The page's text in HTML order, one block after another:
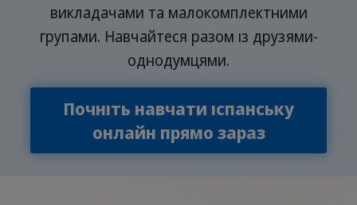
викладачами та малокомплектними
групами. Навчайтеся разом із друзями-
однодумцями.
Почніть навчати іспанську
онлайн прямо зараз